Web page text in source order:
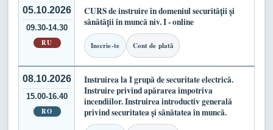
05.10.2026
09.30-14.30
RU
CURS de instruire în domeniul securității și
sănătății în muncă niv. I - online
Inscrie-te Cont de plată
08.10.2026
15.00-16.40
RO
Instruirea la I grupă de securitate electrică.
Instruire privind apărarea împotriva
incendiilor. Instruirea introductiv generală
privind securitatea și sănătatea în muncă.